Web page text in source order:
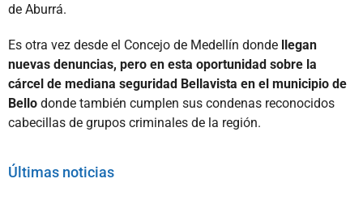
de Aburrá.
Es otra vez desde el Concejo de Medellín donde llegan
nuevas denuncias, pero en esta oportunidad sobre la
cárcel de mediana seguridad Bellavista en el municipio de
Bello donde también cumplen sus condenas reconocidos
cabecillas de grupos criminales de la región.
Últimas noticias